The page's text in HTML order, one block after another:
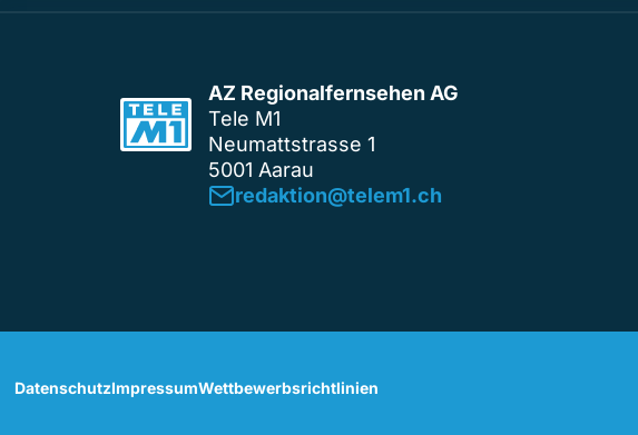
AZ Regionalfernsehen AG
Tele M1
Neumattstrasse 1
5001 Aarau
redaktion@telem1.ch
DatenschutzImpressumWettbewerbsrichtlinien